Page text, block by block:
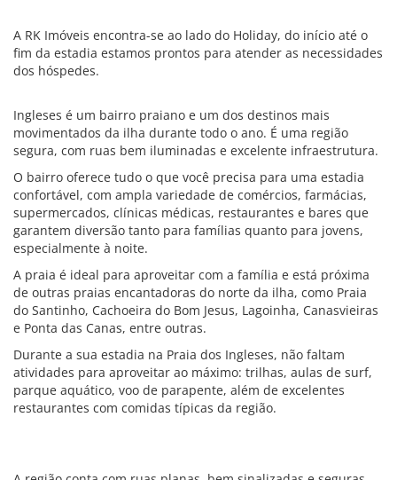
A RK Imóveis encontra-se ao lado do Holiday, do início até o
fim da estadia estamos prontos para atender as necessidades
dos hóspedes.
Ingleses é um bairro praiano e um dos destinos mais
movimentados da ilha durante todo o ano. É uma região
segura, com ruas bem iluminadas e excelente infraestrutura.
O bairro oferece tudo o que você precisa para uma estadia
confortável, com ampla variedade de comércios, farmácias,
supermercados, clínicas médicas, restaurantes e bares que
garantem diversão tanto para famílias quanto para jovens,
especialmente à noite.
A praia é ideal para aproveitar com a família e está próxima
de outras praias encantadoras do norte da ilha, como Praia
do Santinho, Cachoeira do Bom Jesus, Lagoinha, Canasvieiras
e Ponta das Canas, entre outras.
Durante a sua estadia na Praia dos Ingleses, não faltam
atividades para aproveitar ao máximo: trilhas, aulas de surf,
parque aquático, voo de parapente, além de excelentes
restaurantes com comidas típicas da região.